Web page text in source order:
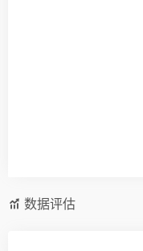
数据评估